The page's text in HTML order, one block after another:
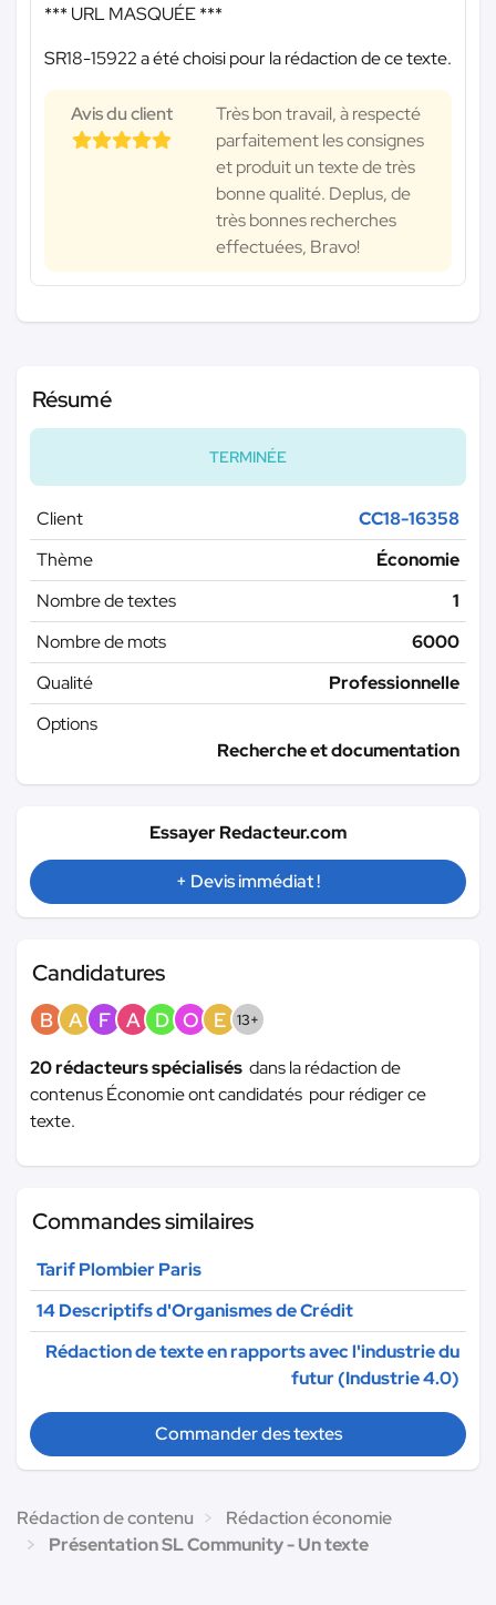
*** URL MASQUÉE ***
SR18-15922 a été choisi pour la rédaction de ce texte.
Avis du client
Très bon travail, à respecté
parfaitement les consignes
et produit un texte de très
bonne qualité. Deplus, de
très bonnes recherches
effectuées, Bravo!
Résumé
TERMINÉE
Client
CC18-16358
Thème
Économie
Nombre de textes
1
Nombre de mots
6000
Qualité
Professionnelle
Options
Recherche et documentation
Essayer Redacteur.com
+ Devis immédiat !
Candidatures
B A F A D O E 13+
20 rédacteurs spécialisés dans la rédaction de
contenus Économie ont candidatés pour rédiger ce
texte.
Commandes similaires
Tarif Plombier Paris
14 Descriptifs d'Organismes de Crédit
Rédaction de texte en rapports avec l'industrie du
futur (Industrie 4.0)
Commander des textes
Rédaction de contenu
Rédaction économie
Présentation SL Community - Un texte